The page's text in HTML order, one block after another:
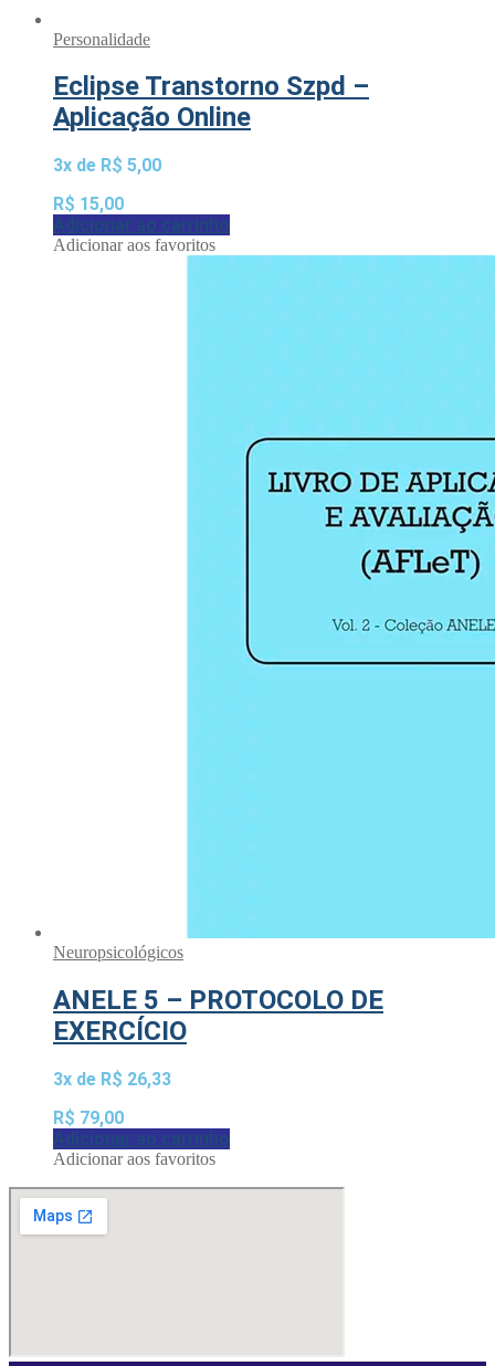
Personalidade
Eclipse Transtorno Szpd –
Aplicação Online
3x de R$ 5,00
R$ 15,00
Adicionar ao carrinho
Adicionar aos favoritos
Neuropsicológicos
ANELE 5 – PROTOCOLO DE
EXERCÍCIO
3x de R$ 26,33
R$ 79,00
Adicionar ao carrinho
Adicionar aos favoritos